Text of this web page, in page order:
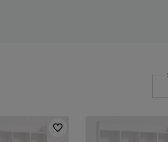
Do ulubionych